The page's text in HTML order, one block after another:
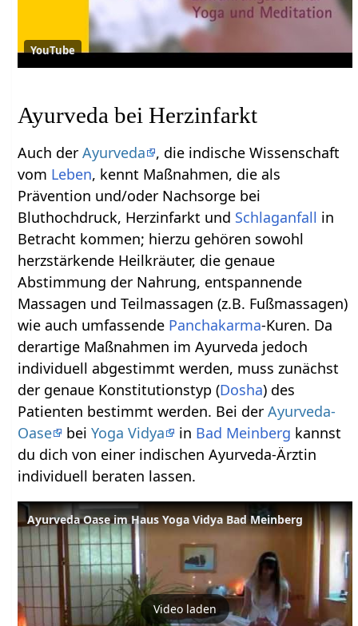
YouTube
Ayurveda bei Herzinfarkt
Auch derAyurveda
, die indische Wissenschaft
vom Leben, kennt Maßnahmen, die als
Prävention und/oder Nachsorge bei
Bluthochdruck, Herzinfarkt und Schlaganfall in
Betracht kommen; hierzu gehören sowohl
herzstärkende Heilkräuter, die genaue
Abstimmung der Nahrung, entspannende
Massagen und Teilmassagen (z.B. Fußmassagen)
wie auch umfassende Panchakarma-Kuren. Da
derartige Maßnahmen im Ayurveda jedoch
individuell abgestimmt werden, muss zunächst
der genaue Konstitutionstyp (Dosha) des
Patienten bestimmt werden. Bei derAyurveda-
Oase
beiYoga Vidya in Bad Meinberg kannst
du dich von einer indischen Ayurveda-Ärztin
individuell beraten lassen.
Ayurveda Oase im Haus Yoga Vidya Bad Meinberg
Video laden